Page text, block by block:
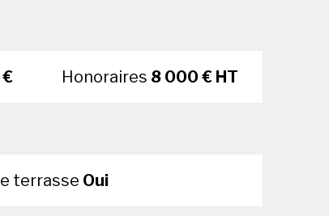
Honoraires 8 000 € HT
terrasse Oui